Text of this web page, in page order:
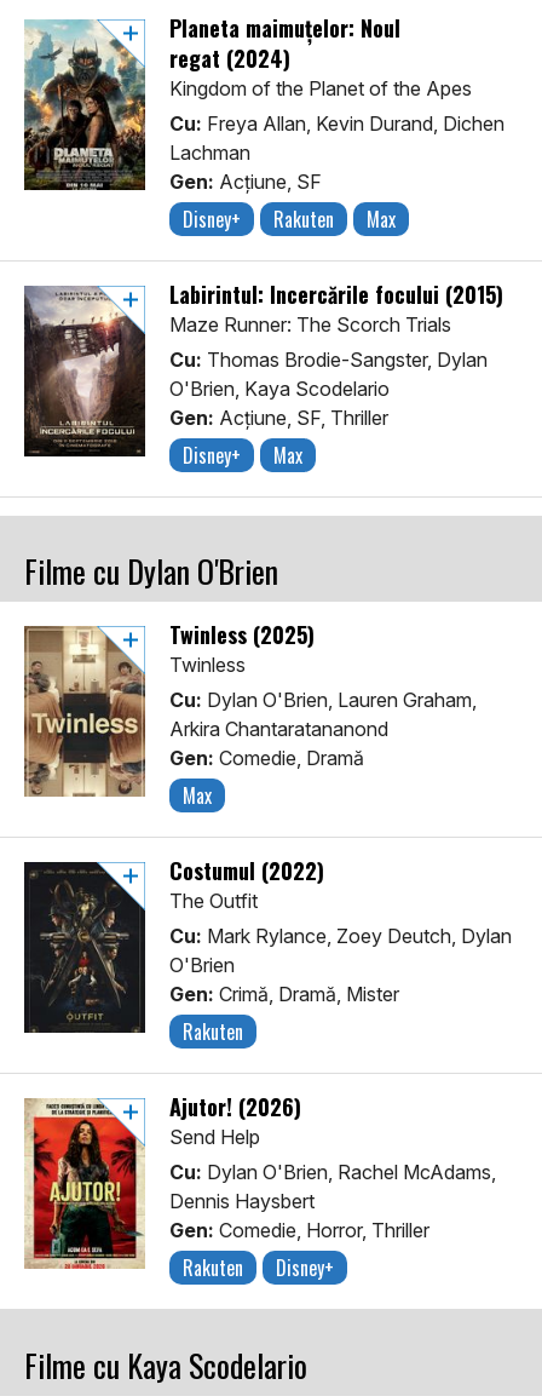
Planeta maimuțelor: Noul
regat (2024)
Kingdom of the Planet of the Apes
Cu: Freya Allan, Kevin Durand, Dichen
Lachman
Gen: Acţiune, SF
Disney+ Rakuten Max
Labirintul: Încercările focului (2015)
Maze Runner: The Scorch Trials
Cu: Thomas Brodie-Sangster, Dylan
O'Brien, Kaya Scodelario
Gen: Acţiune, SF, Thriller
Disney+ Max
Filme cu Dylan O'Brien
Twinless (2025)
Twinless
Cu: Dylan O'Brien, Lauren Graham,
Arkira Chantaratananond
Gen: Comedie, Dramă
Max
Costumul (2022)
The Outfit
Cu: Mark Rylance, Zoey Deutch, Dylan
O'Brien
Gen: Crimă, Dramă, Mister
Rakuten
Ajutor! (2026)
Send Help
Cu: Dylan O'Brien, Rachel McAdams,
Dennis Haysbert
Gen: Comedie, Horror, Thriller
Rakuten Disney+
Filme cu Kaya Scodelario